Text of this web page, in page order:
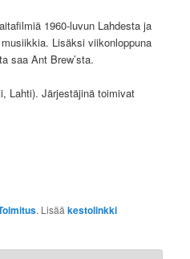
1960-luvun Lahdesta ja
Lisäksi viikonloppuna
saa Ant Brew’sta.
Lahti). Järjestäjinä toimivat
. Lisääkestolinkki